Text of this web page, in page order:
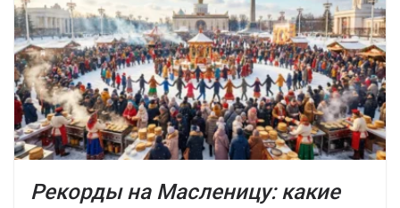
Рекорды на Масленицу: какие